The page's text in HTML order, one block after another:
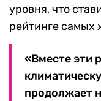
уровня, что
рейтинге самых
«Вместе эти
продолжает